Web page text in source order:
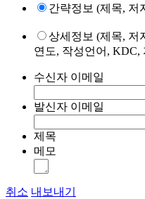
간략정보 (제목, 저
상세정보 (제목, 저
연도, 작성언어, KDC,
수신자 이메일
발신자 이메일
제목
메모
취소 내보내기